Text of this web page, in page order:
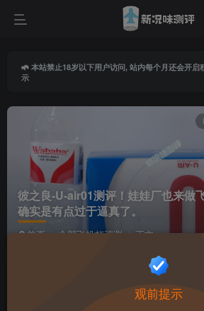
本站禁止18岁以下用户访问, 站内每个月还会开启
示
彼之良-U-air01测评！娃娃厂也来做
确实是有点过于逼真了。
首页 全部飞机杯评测 正文
观前提示